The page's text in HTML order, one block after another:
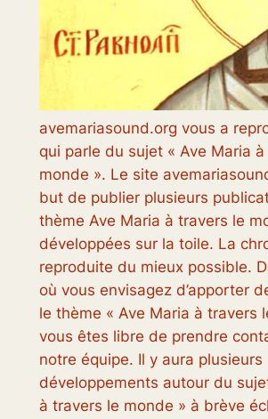
avemariasound.org vous a
qui parle du sujet « Ave Maria
monde ». Le site
but de publier plusieurs
thème Ave Maria à travers le
développées sur la toile. La
reproduite du mieux possible.
où vous envisagez d’apporter
le thème « Ave Maria à travers
vous êtes libre de prendre
notre équipe. Il y aura plusieurs
développements autour du
à travers le monde » à brève